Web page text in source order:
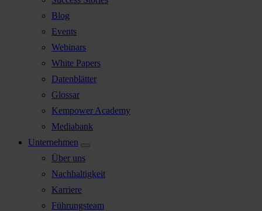
Blog
Events
Webinars
White Papers
Datenblätter
Glossar
Kempower Academy
Mediabank
Unternehmen
Über uns
Nachhaltigkeit
Karriere
Führungsteam